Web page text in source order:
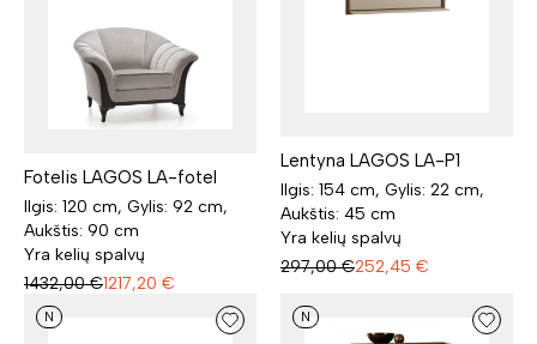
Fotelis LAGOS LA-fotel
Ilgis: 120 cm, Gylis: 92 cm,
Aukštis: 90 cm
Yra kelių spalvų
1432,00 €1217,20 €
Lentyna LAGOS LA-P1
Ilgis: 154 cm, Gylis: 22 cm,
Aukštis: 45 cm
Yra kelių spalvų
297,00 €252,45 €
N N